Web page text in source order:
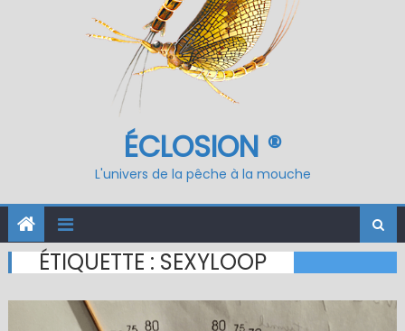
ÉCLOSION ®
L'univers de la pêche à la mouche
ÉTIQUETTE : SEXYLOOP